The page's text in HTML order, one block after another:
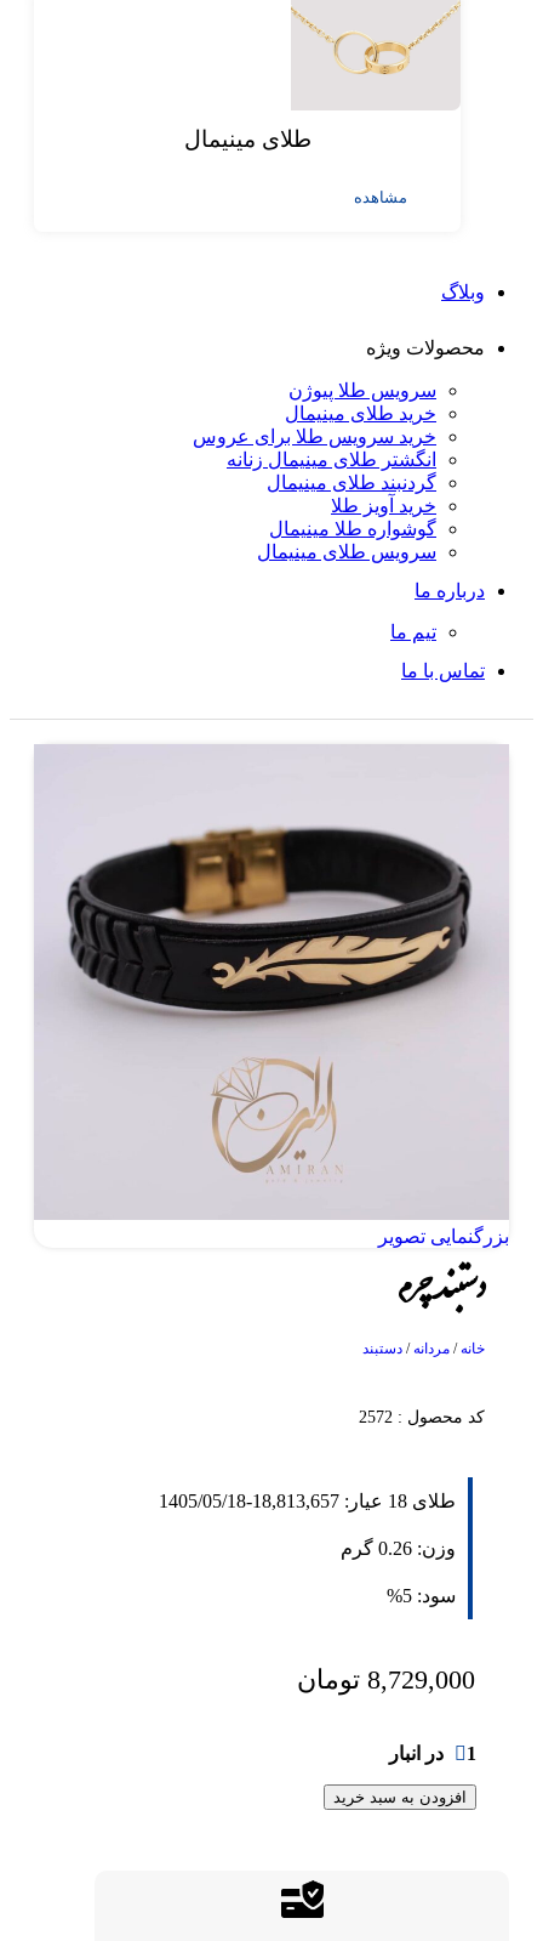
طلای مینیمال
مشاهده
وبلاگ
محصولات ویژه
سرویس طلا پیوژن
خرید طلای مینیمال
خرید سرویس طلا برای عروس
انگشتر طلای مینیمال زنانه
گردنبند طلای مینیمال
خرید آویز طلا
گوشواره طلا مینیمال
سرویس طلای مینیمال
درباره ما
تیم ما
تماس با ما
بزرگنمایی تصویر
دستبند چرم
خانه/ مردانه/ دستبند
کد محصول : 2572
طلای 18 عیار: 18,813,657
-
1405/05/18
وزن: 0.26 گرم
سود: 5%
8,729,000 تومان
1 در انبار
افزودن به سبد خرید